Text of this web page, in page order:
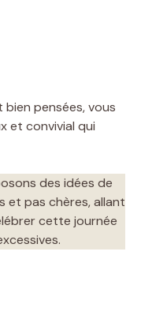
pensées, vous
et convivial qui
des idées de
et pas chères, allant
cette journée